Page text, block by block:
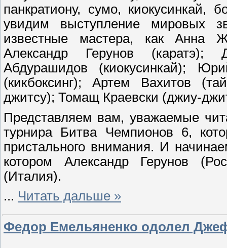
панкратиону, сумо,
увидим выступление мировых
известные мастера, как Анна
Александр Герунов (каратэ);
Абдурашидов (киокусинкай);
(кикбоксинг); Артем Вахитов
джитсу); Томащ Краевски (джиу-
Представляем вам, уважаемые
турнира Битва Чемпионов 6,
пристального внимания. И
котором Александр Герунов
(Италия).
... Читать дальше »
Федор Емельяненко одолел